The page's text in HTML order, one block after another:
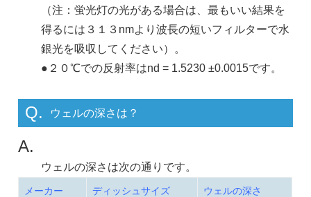
（注：蛍光灯の光がある場合は、最もいい結果を
得るには３１３nmより波長の短いフィルターで水
銀光を吸収してください）。
●２０℃での反射率はnd = 1.5230 ±0.0015です。
Q. ウェルの深さは？
A.
ウェルの深さは次の通りです。
メーカー ディッシュサイズ ウェルの深さ